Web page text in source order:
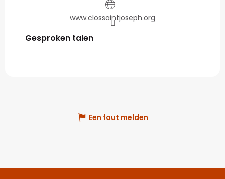
www.clossaintjoseph.org
Gesproken talen
Gesproken talen
Een fout melden